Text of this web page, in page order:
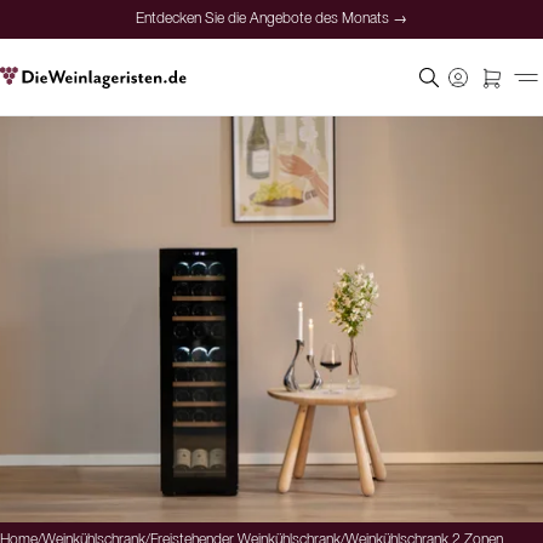
Entdecken Sie die Angebote des Monats →
Home/Weinkühlschrank/Freistehender Weinkühlschrank/Weinkühlschrank 2 Zonen